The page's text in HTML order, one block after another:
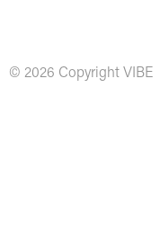
© 2026 Copyright VIBE